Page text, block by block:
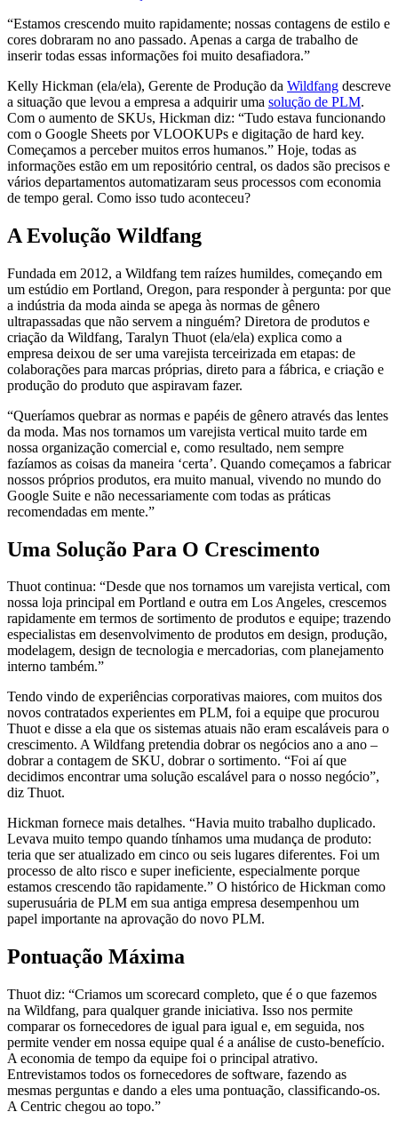
“Estamos crescendo muito rapidamente; nossas contagens de estilo e
cores dobraram no ano passado. Apenas a carga de trabalho de
inserir todas essas informações foi muito desafiadora.”
Kelly Hickman (ela/ela), Gerente de Produção da Wildfang descreve
a situação que levou a empresa a adquirir uma solução de PLM.
Com o aumento de SKUs, Hickman diz: “Tudo estava funcionando
com o Google Sheets por VLOOKUPs e digitação de hard key.
Começamos a perceber muitos erros humanos.” Hoje, todas as
informações estão em um repositório central, os dados são precisos e
vários departamentos automatizaram seus processos com economia
de tempo geral. Como isso tudo aconteceu?
A Evolução Wildfang
Fundada em 2012, a Wildfang tem raízes humildes, começando em
um estúdio em Portland, Oregon, para responder à pergunta: por que
a indústria da moda ainda se apega às normas de gênero
ultrapassadas que não servem a ninguém? Diretora de produtos e
criação da Wildfang, Taralyn Thuot (ela/ela) explica como a
empresa deixou de ser uma varejista terceirizada em etapas: de
colaborações para marcas próprias, direto para a fábrica, e criação e
produção do produto que aspiravam fazer.
“Queríamos quebrar as normas e papéis de gênero através das lentes
da moda. Mas nos tornamos um varejista vertical muito tarde em
nossa organização comercial e, como resultado, nem sempre
fazíamos as coisas da maneira ‘certa’. Quando começamos a fabricar
nossos próprios produtos, era muito manual, vivendo no mundo do
Google Suite e não necessariamente com todas as práticas
recomendadas em mente.”
Uma Solução Para O Crescimento
Thuot continua: “Desde que nos tornamos um varejista vertical, com
nossa loja principal em Portland e outra em Los Angeles, crescemos
rapidamente em termos de sortimento de produtos e equipe; trazendo
especialistas em desenvolvimento de produtos em design, produção,
modelagem, design de tecnologia e mercadorias, com planejamento
interno também.”
Tendo vindo de experiências corporativas maiores, com muitos dos
novos contratados experientes em PLM, foi a equipe que procurou
Thuot e disse a ela que os sistemas atuais não eram escaláveis para o
crescimento. A Wildfang pretendia dobrar os negócios ano a ano –
dobrar a contagem de SKU, dobrar o sortimento. “Foi aí que
decidimos encontrar uma solução escalável para o nosso negócio”,
diz Thuot.
Hickman fornece mais detalhes. “Havia muito trabalho duplicado.
Levava muito tempo quando tínhamos uma mudança de produto:
teria que ser atualizado em cinco ou seis lugares diferentes. Foi um
processo de alto risco e super ineficiente, especialmente porque
estamos crescendo tão rapidamente.” O histórico de Hickman como
superusuária de PLM em sua antiga empresa desempenhou um
papel importante na aprovação do novo PLM.
Pontuação Máxima
Thuot diz: “Criamos um scorecard completo, que é o que fazemos
na Wildfang, para qualquer grande iniciativa. Isso nos permite
comparar os fornecedores de igual para igual e, em seguida, nos
permite vender em nossa equipe qual é a análise de custo-benefício.
A economia de tempo da equipe foi o principal atrativo.
Entrevistamos todos os fornecedores de software, fazendo as
mesmas perguntas e dando a eles uma pontuação, classificando-os.
A Centric chegou ao topo.”